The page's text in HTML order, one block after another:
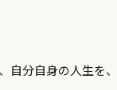
分自身の人生を